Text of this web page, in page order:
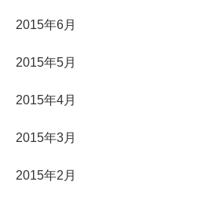
2015年6月
2015年5月
2015年4月
2015年3月
2015年2月